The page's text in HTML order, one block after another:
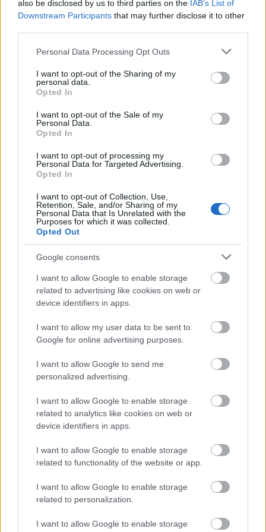
also be disclosed by us to third parties on the IAB’s List of
Downstream Participants that may further disclose it to other
Please note that this website/app uses one or more Google
not limited to your visit or usage behaviour. You may click to
grant or deny consent to Google and its third-party tags to
use your data for below specified purposes in below Google
consent section.
Personal Data Processing Opt Outs
I want to opt-out of the Sharing of my
personal data.
Opted In
I want to opt-out of the Sale of my
Personal Data.
Opted In
I want to opt-out of processing my
Personal Data for Targeted Advertising.
Opted In
I want to opt-out of Collection, Use,
Retention, Sale, and/or Sharing of my
Personal Data that Is Unrelated with the
Purposes for which it was collected.
Opted Out
Google consents
I want to allow Google to enable storage
related to advertising like cookies on web or
device identifiers in apps.
I want to allow my user data to be sent to
Google for online advertising purposes.
I want to allow Google to send me
personalized advertising.
I want to allow Google to enable storage
related to analytics like cookies on web or
device identifiers in apps.
I want to allow Google to enable storage
related to functionality of the website or app.
I want to allow Google to enable storage
related to personalization.
I want to allow Google to enable storage
10 g lapzselatin
1/2 vaníliarúd
1. Egy 18 cm átmérőjű tortakarikát kivajazok, az
alját sütőpapírral kibélelem. A sütőt 180 fokra
(légkeverésest 160-ra) előmelegítem.
2. A mandulatortához a vajat krémesre keverem a
cukorral, hozzáadom egyenként a tojásokat, majd a
mandulalisztet.
3. A lisztet átszitálom a sütőporral és a sóval, és azt
is a többi hozzávalóhoz adom. A tortaformába
hagyom teljesen kihűlni, aztán a tortaformából
kivéve a hűtőbe teszem, hogy könnyebb legyen majd
vágni.
4. A krémhez a 350 gramm málnát összemelegítem
a cukorral, leturmixolom, átpasszírozom. Félrteszem
5. A zselatinlapokat jéghideg vízbe áztatom 10
6. Közben a ricottát simára keverem a málnával.
benne a zselatinlapokat egy kis lábosban,
folyamatosan kevergetve.
7. A tejszínt a porcukorral habbá verem. A tejszínhab
2/3-át a krémbe forgatom 2 evőkanál
mascarponéval. Félreteszem.
8. A maradék mascarponéból és tejszínhabból,
valamint a vaníliarúd kikapart magjaiból kemény
habot verek.
9. Kiveszem a tésztát a hűtőből, és 3 vékony lappá
vágom egy kenyérvágó késsel. Az elsőt egy 20 cm-es